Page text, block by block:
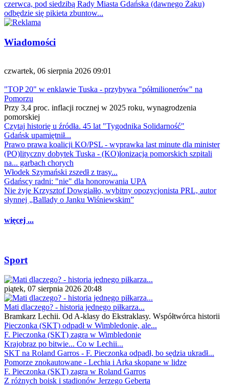
czerwca, pod siedzibą Rady Miasta Gdańska (dawnego Żaku)
odbędzie się pikieta zbuntow...
Wiadomości
czwartek, 06 sierpnia 2026 09:01
"TOP 20" w enklawie Tuska - przybywa "półmilionerów" na
Pomorzu
Przy 3,4 proc. inflacji rocznej w 2025 roku, wynagrodzenia
pomorskiej
Czytaj historię u źródła. 45 lat "Tygodnika Solidarność"
Gdańsk upamiętnił...
Prawo prawa koalicji KO/PSL - wyprawka last minute dla minister
(PO)lityczny dobytek Tuska - (KO)lonizacja pomorskich szpitali
na... garbach chorych
Włodek Szymański zszedł z trasy...
Gdańscy radni: "nie" dla honorowania UPA
Nie żyje Krzysztof Dowgiałło, wybitny opozycjonista PRL, autor
słynnej „Ballady o Janku Wiśniewskim”
więcej ...
Sport
piątek, 07 sierpnia 2026 20:48
Mati dlaczego? - historia jednego piłkarza...
Bramkarz Lechii. Od A-klasy do Ekstraklasy. Współtwórca historii
Pieczonka (SKT) odpadł w Wimbledonie, ale...
F. Pieczonka (SKT) zagra w Wimbledonie
Krajobraz po bitwie... Co w Lechii...
SKT na Roland Garros - F. Pieczonka odpadł, bo sędzia ukradł...
Pomorze znokautowane - Lechia i Arka skopane w lidze
F. Pieczonka (SKT) zagra w Roland Garros
Z różnych boisk i stadionów Jerzego Geberta